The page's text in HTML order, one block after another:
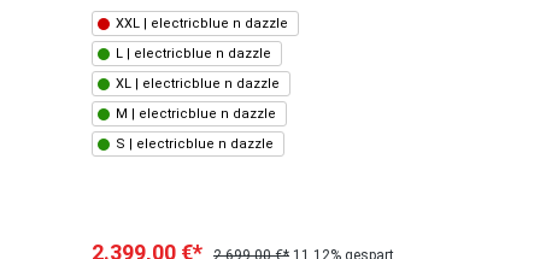
XXL | electricblue n dazzle
L | electricblue n dazzle
XL | electricblue n dazzle
M | electricblue n dazzle
S | electricblue n dazzle
2.399,00 €*